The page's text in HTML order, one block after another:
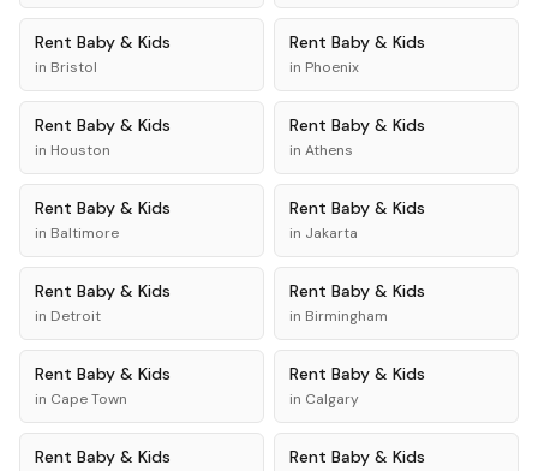
Rent Baby & Kids
in Bristol
Rent Baby & Kids
in Phoenix
Rent Baby & Kids
in Houston
Rent Baby & Kids
in Athens
Rent Baby & Kids
in Baltimore
Rent Baby & Kids
in Jakarta
Rent Baby & Kids
in Detroit
Rent Baby & Kids
in Birmingham
Rent Baby & Kids
in Cape Town
Rent Baby & Kids
in Calgary
Rent Baby & Kids Rent Baby & Kids